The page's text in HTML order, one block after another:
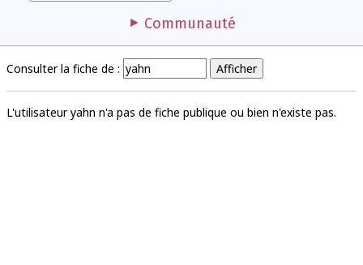
Communauté
Consulter la fiche de :
L'utilisateur yahn n'a pas de fiche publique ou bien n'existe pas.